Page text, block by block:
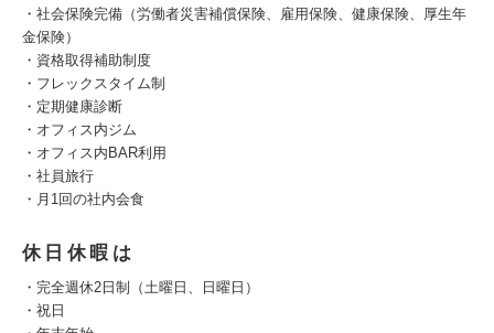
・社会保険完備（労働者災害補償保険、雇用保険、健康保険、厚生年
金保険）
・資格取得補助制度
・フレックスタイム制
・定期健康診断
・オフィス内ジム
・オフィス内BAR利用
・社員旅行
・月1回の社内会食
休日休暇は
・完全週休2日制（土曜日、日曜日）
・祝日